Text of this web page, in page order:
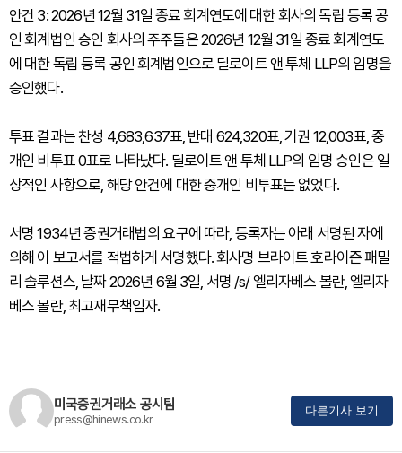
안건 3: 2026년 12월 31일 종료 회계연도에 대한 회사의 독립 등록 공
인 회계법인 승인 회사의 주주들은 2026년 12월 31일 종료 회계연도
에 대한 독립 등록 공인 회계법인으로 딜로이트 앤 투체 LLP의 임명을
승인했다.
투표 결과는 찬성 4,683,637표, 반대 624,320표, 기권 12,003표, 중
개인 비투표 0표로 나타났다. 딜로이트 앤 투체 LLP의 임명 승인은 일
상적인 사항으로, 해당 안건에 대한 중개인 비투표는 없었다.
서명 1934년 증권거래법의 요구에 따라, 등록자는 아래 서명된 자에
의해 이 보고서를 적법하게 서명했다. 회사명 브라이트 호라이즌 패밀
리 솔루션스, 날짜 2026년 6월 3일, 서명 /s/ 엘리자베스 볼란, 엘리자
베스 볼란, 최고재무책임자.
미국증권거래소 공시팀
press@hinews.co.kr
다른기사 보기